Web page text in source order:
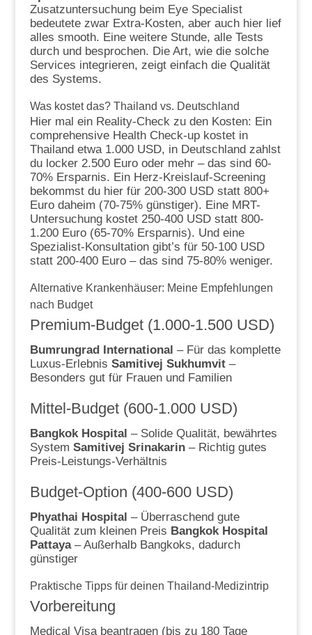
Zusatzuntersuchung beim Eye Specialist
bedeutete zwar Extra-Kosten, aber auch hier lief
alles smooth. Eine weitere Stunde, alle Tests
durch und besprochen. Die Art, wie die solche
Services integrieren, zeigt einfach die Qualität
des Systems.
Was kostet das? Thailand vs. Deutschland
Hier mal ein Reality-Check zu den Kosten: Ein
comprehensive Health Check-up kostet in
Thailand etwa 1.000 USD, in Deutschland zahlst
du locker 2.500 Euro oder mehr – das sind 60-
70% Ersparnis. Ein Herz-Kreislauf-Screening
bekommst du hier für 200-300 USD statt 800+
Euro daheim (70-75% günstiger). Eine MRT-
Untersuchung kostet 250-400 USD statt 800-
1.200 Euro (65-70% Ersparnis). Und eine
Spezialist-Konsultation gibt’s für 50-100 USD
statt 200-400 Euro – das sind 75-80% weniger.
Alternative Krankenhäuser: Meine Empfehlungen
nach Budget
Premium-Budget (1.000-1.500 USD)
Bumrungrad International – Für das komplette
Luxus-Erlebnis Samitivej Sukhumvit–
Besonders gut für Frauen und Familien
Mittel-Budget (600-1.000 USD)
Bangkok Hospital – Solide Qualität, bewährtes
System Samitivej Srinakarin– Richtig gutes
Preis-Leistungs-Verhältnis
Budget-Option (400-600 USD)
Phyathai Hospital – Überraschend gute
Qualität zum kleinen Preis Bangkok Hospital
Pattaya– Außerhalb Bangkoks, dadurch
günstiger
Praktische Tipps für deinen Thailand-Medizintrip
Vorbereitung
Medical Visa beantragen (bis zu 180 Tage